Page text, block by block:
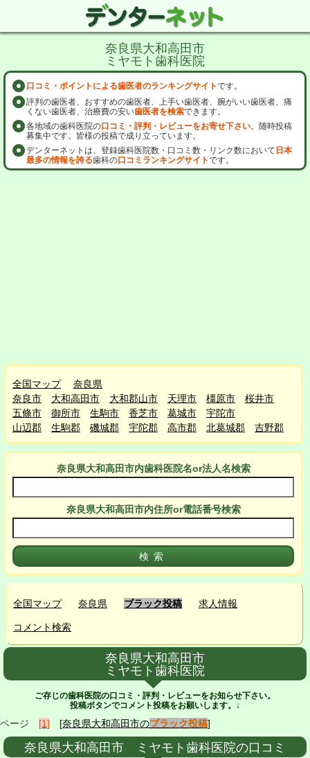
奈良県大和高田市
ミヤモト歯科医院
口コミ・ポイントによる歯医者のランキングサイトです。
評判の歯医者、おすすめの歯医者、上手い歯医者、腕がいい歯医者、痛
くない歯医者、治療費の安い歯医者を検索できます。
各地域の歯科医院の口コミ・評判・レビューをお寄せ下さい。随時投稿
募集中です。皆様の投稿で成り立っています。
デンターネットは、登録歯科医院数・口コミ数・リンク数において 日本
最多の情報を誇る歯科の口コミランキングサイトです。
全国マップ
奈良県
奈良市
大和高田市 大和郡山市 天理市 橿原市
桜井市
五條市
御所市 生駒市 香芝市 葛城市
宇陀市
山辺郡
生駒郡 磯城郡 宇陀郡 高市郡 北葛城郡 吉野郡
奈良県大和高田市内歯科医院名or法人名検索
奈良県大和高田市内住所or電話番号検索
全国マップ 奈良県 ブラック投稿 求人情報
コメント検索
奈良県大和高田市
ミヤモト歯科医院
ご存じの歯科医院の口コミ・評判・レビューをお知らせ下さい。
投稿ボタンでコメント投稿をお願いします。↓
ページ [1] [奈良県大和高田市のブラック投稿]
奈良県大和高田市 ミヤモト歯科医院の口コミ